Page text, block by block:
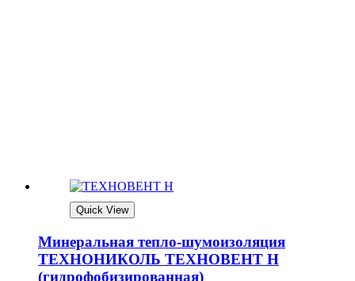
Quick View
Минеральная тепло-шумоизоляция
ТЕХНОНИКОЛЬ ТЕХНОВЕНТ Н
(гидрофобизированная)